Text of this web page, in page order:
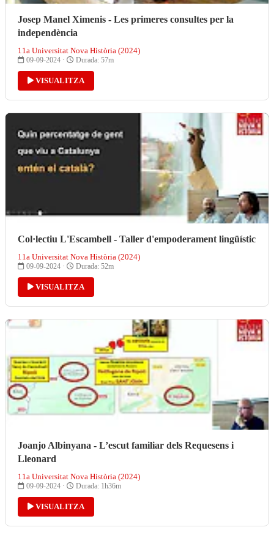
Josep Manel Ximenis - Les primeres consultes per la
independència
11a Universitat Nova Història (2024)
09-09-2024 · Durada: 57m
VISUALITZA
Col·lectiu L'Escambell - Taller d'empoderament lingüístic
11a Universitat Nova Història (2024)
09-09-2024 · Durada: 52m
VISUALITZA
Joanjo Albinyana - L’escut familiar dels Requesens i
Lleonard
11a Universitat Nova Història (2024)
09-09-2024 · Durada: 1h36m
VISUALITZA